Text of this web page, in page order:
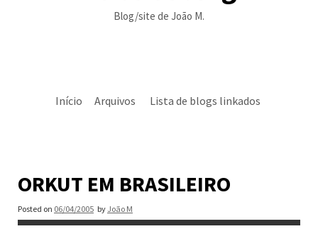
Blog/site de João M.
Início Arquivos Lista de blogs linkados
ORKUT EM BRASILEIRO
Posted on 06/04/2005 by João M